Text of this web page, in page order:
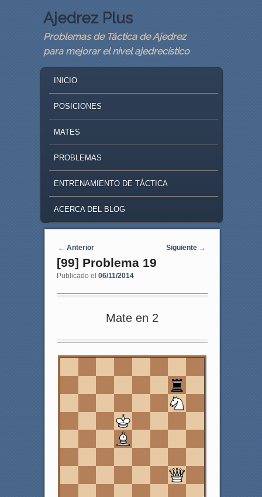
Ajedrez Plus
Problemas de Táctica de Ajedrez
para mejorar el nivel ajedrecístico
SKIP TO PRIMARY CONTENT
SKIP TO SECONDARY CONTENT
INICIO
POSICIONES
MATES
PROBLEMAS
ENTRENAMIENTO DE TÁCTICA
ACERCA DEL BLOG
Navegaci�n de entradas
← Anterior Siguiente →
[99] Problema 19
Publicado el 06/11/2014
Mate en 2